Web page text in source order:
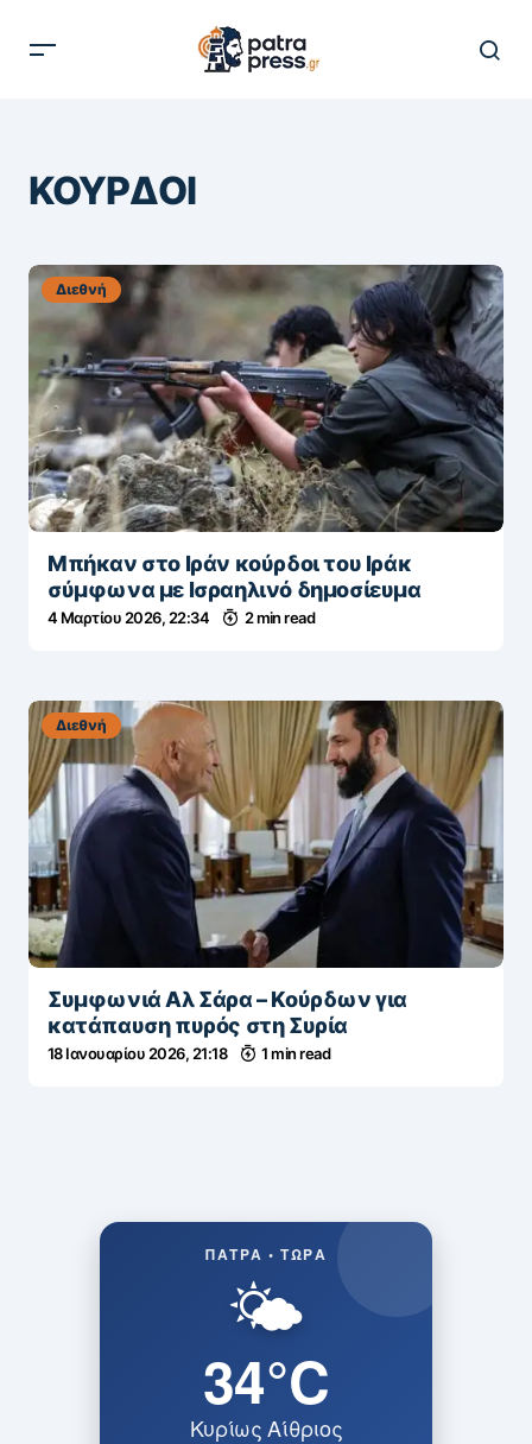
ΚΟΥΡΔΟΙ
Διεθνή
Μπήκαν στο Ιράν κούρδοι του Ιράκ
σύμφωνα με Ισραηλινό δημοσίευμα
4 Μαρτίου 2026, 22:34 2 min read
Διεθνή
Συμφωνιά Αλ Σάρα – Κούρδων για
κατάπαυση πυρός στη Συρία
18 Ιανουαρίου 2026, 21:18 1 min read
ΠΆΤΡΑ • ΤΏΡΑ
🌤️
34°C
Κυρίως Αίθριος